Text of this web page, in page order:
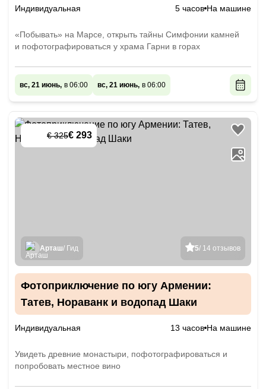
Индивидуальная 5 часов На машине
«Побывать» на Марсе, открыть тайны Симфонии камней
и пофотографироваться у храма Гарни в горах
вс, 21 июнь, в 06:00 вс, 21 июнь, в 06:00
€ 325€ 293
5/ 14 отзывов
Арташ/ Гид
Фотоприключение по югу Армении:
Татев, Нораванк и водопад Шаки
Индивидуальная 13 часов На машине
Увидеть древние монастыри, пофотографироваться и
попробовать местное вино